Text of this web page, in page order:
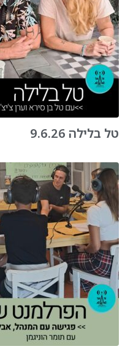
טל בלילה 9.6.26